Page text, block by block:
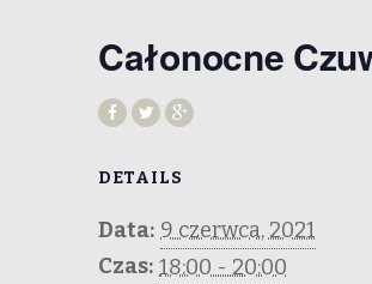
Całonocne
DETAILS
Data: 9 czerwca, 2021
Czas: 18:00 - 20:00